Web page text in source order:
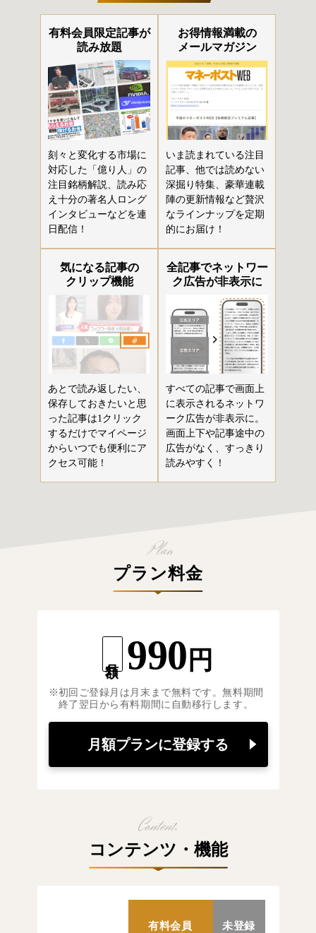
有料会員限定記事が
読み放題
刻々と変化する市場に
対応した「億り人」の
注目銘柄解説、読み応
え十分の著名人ロング
インタビューなどを連
日配信！
お得情報満載の
メールマガジン
いま読まれている注目
記事、他では読めない
深掘り特集、豪華連載
陣の更新情報など贅沢
なラインナップを定期
的にお届け！
気になる記事の
クリップ機能
あとで読み返したい、
保存しておきたいと思
った記事は1クリック
するだけでマイページ
からいつでも便利にア
クセス可能！
全記事でネットワー
ク広告が非表示に
すべての記事で画面上
に表示されるネットワ
ーク広告が非表示に。
画面上下や記事途中の
広告がなく、すっきり
読みやすく！
プラン料金
990 円
初回ご登録月は月末まで無料です。無料期間
終了翌日から有料期間に自動移行します。
月額プランに登録する
コンテンツ・機能
有料会員 未登録